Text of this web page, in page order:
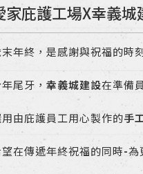
家庇護工場X幸義
年終，是感謝與祝福的時
尾牙， 幸義城建設在準備
用由庇護員工用心製作的手
在傳遞年終祝福的同時-為